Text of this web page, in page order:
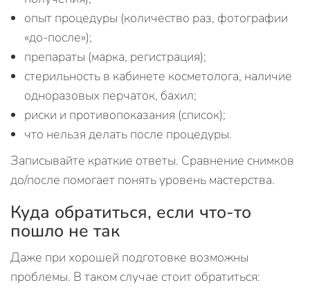
опыт процедуры (количество раз, фотографии
«до‑после»);
препараты (марка, регистрация);
стерильность в кабинете косметолога, наличие
одноразовых перчаток, бахил;
риски и противопоказания (список);
что нельзя делать после процедуры.
Записывайте краткие ответы. Сравнение снимков
до/после помогает понять уровень мастерства.
Куда обратиться, если что-то
пошло не так
Даже при хорошей подготовке возможны
проблемы. В таком случае стоит обратиться: